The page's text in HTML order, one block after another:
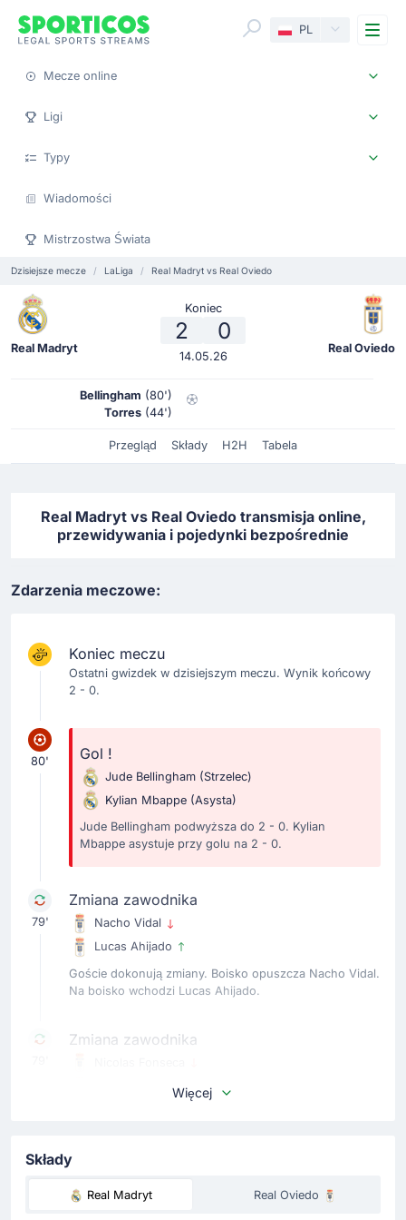
PL
Mecze online
Ligi
Typy
Wiadomości
Mistrzostwa Świata
Dzisiejsze mecze LaLiga Real Madryt vs Real Oviedo
Real Madryt
Koniec
2 0
14.05.26
Real Oviedo
Bellingham (80')
Torres (44')
Przegląd Składy H2H Tabela
Real Madryt vs Real Oviedo transmisja online,
przewidywania i pojedynki bezpośrednie
Zdarzenia meczowe:
Koniec meczu
Ostatni gwizdek w dzisiejszym meczu. Wynik końcowy
2 - 0.
80' Gol !
Jude Bellingham (Strzelec)
Kylian Mbappe (Asysta)
Jude Bellingham podwyższa do 2 - 0. Kylian
Mbappe asystuje przy golu na 2 - 0.
79'
Zmiana zawodnika
Nacho Vidal
Lucas Ahijado
Goście dokonują zmiany. Boisko opuszcza Nacho Vidal.
Na boisko wchodzi Lucas Ahijado.
Zmiana zawodnika
Pablo Menendez Agudin
Zmiana zawodnika
Więcej
Składy
Real Madryt Real Oviedo